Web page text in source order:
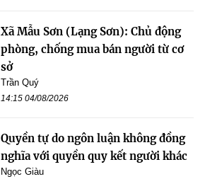
Xã Mẫu Sơn (Lạng Sơn): Chủ động
phòng, chống mua bán người từ cơ
sở
Trần Quý
14:15 04/08/2026
Quyền tự do ngôn luận không đồng
nghĩa với quyền quy kết người khác
Ngọc Giàu